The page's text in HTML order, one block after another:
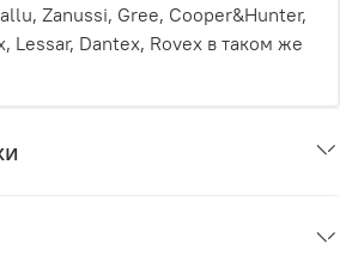
Zanussi, Gree, Cooper&Hunter,
Lessar, Dantex, Rovex в таком же